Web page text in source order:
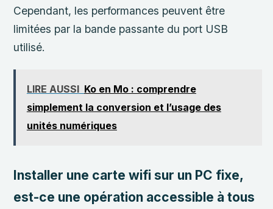
Cependant, les performances peuvent être
limitées par la bande passante du port USB
utilisé.
LIRE AUSSI Ko en Mo : comprendre
simplement la conversion et l’usage des
unités numériques
Installer une carte wifi sur un PC fixe,
est-ce une opération accessible à tous